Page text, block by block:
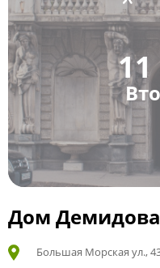
11
Дом Демидова
Большая Морская ул.,